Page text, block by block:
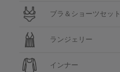
ブラ＆ショーツセット
ランジェリー
インナー